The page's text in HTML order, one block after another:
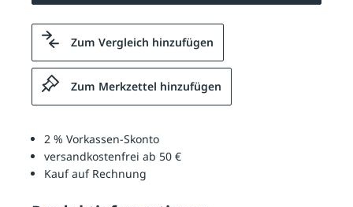
Zum Vergleich hinzufügen
Zum Merkzettel hinzufügen
2 % Vorkassen-Skonto
versandkostenfrei ab 50 €
Kauf auf Rechnung